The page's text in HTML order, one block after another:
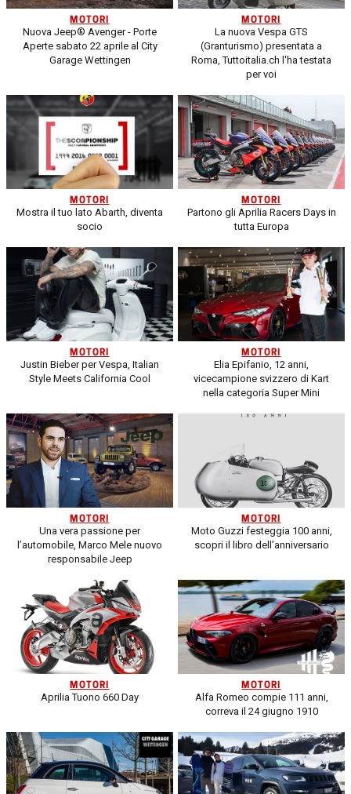
MOTORI
Nuova Jeep® Avenger - Porte
Aperte sabato 22 aprile al City
Garage Wettingen
MOTORI
La nuova Vespa GTS
(Granturismo) presentata a
Roma, Tuttoitalia.ch l'ha testata
per voi
MOTORI
Mostra il tuo lato Abarth, diventa
socio
MOTORI
Partono gli Aprilia Racers Days in
tutta Europa
MOTORI
Justin Bieber per Vespa, Italian
Style Meets California Cool
MOTORI
Elia Epifanio, 12 anni,
vicecampione svizzero di Kart
nella categoria Super Mini
MOTORI
Una vera passione per
l’automobile, Marco Mele nuovo
responsabile Jeep
MOTORI
Moto Guzzi festeggia 100 anni,
scopri il libro dell’anniversario
MOTORI
Aprilia Tuono 660 Day
MOTORI
Alfa Romeo compie 111 anni,
correva il 24 giugno 1910